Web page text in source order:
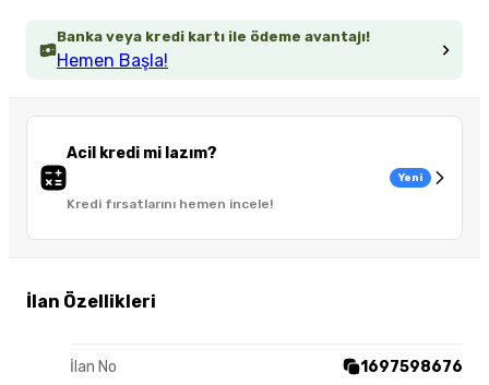
Banka veya kredi kartı ile ödeme avantajı!
Hemen Başla!
Acil kredi mi lazım?
Kredi fırsatlarını hemen incele!
Yeni
İlan Özellikleri
İlan No 1697598676